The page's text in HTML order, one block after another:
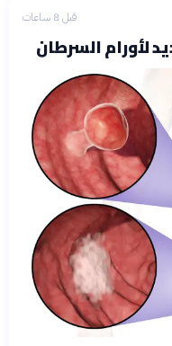
قبل 8 ساعات